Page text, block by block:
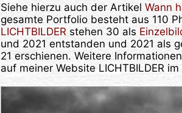
Siehe hierzu auch der Artikel Wann
gesamte Portfolio besteht aus 110
LICHTBILDER stehen 30 als
und 2021 entstanden und 2021 als
21 erschienen. Weitere
auf meiner Website LICHTBILDER im